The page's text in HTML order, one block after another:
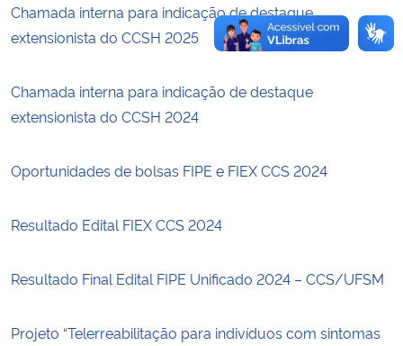
Advocacia-Geral da União
Banco Central do Brasil
Planalto
Chamada interna para indicação de destaque
extensionista do CCSH 2025
Chamada interna para indicação de destaque
extensionista do CCSH 2024
Oportunidades de bolsas FIPE e FIEX CCS 2024
Resultado Edital FIEX CCS 2024
Resultado Final Edital FIPE Unificado 2024 – CCS/UFSM
Projeto “Telerreabilitação para indivíduos com sintomas